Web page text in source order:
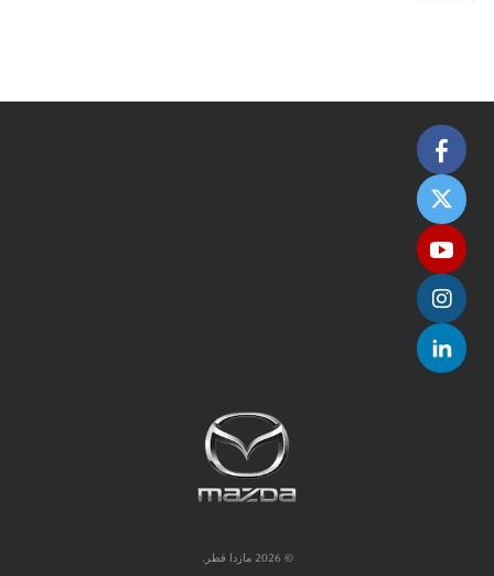
© 2026 مازدا قطر.